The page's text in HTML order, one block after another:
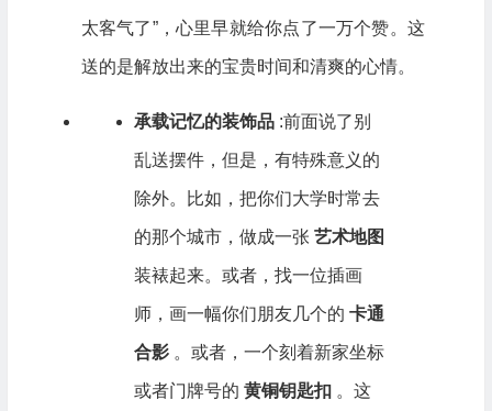
太客气了”，心里早就给你点了一万个赞。这
送的是解放出来的宝贵时间和清爽的心情。
承载记忆的装饰品 :前面说了别
乱送摆件，但是，有特殊意义的
除外。比如，把你们大学时常去
的那个城市，做成一张 艺术地图
装裱起来。或者，找一位插画
师，画一幅你们朋友几个的 卡通
合影 。或者，一个刻着新家坐标
或者门牌号的 黄铜钥匙扣 。这